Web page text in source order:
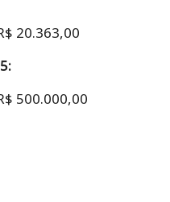
20.363,00
500.000,00